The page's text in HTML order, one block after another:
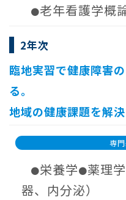
●老年看護学
2年次
臨地実習で健康障害
る。
地域の健康課題を解
専
●栄養学●薬理学
器、内分泌）